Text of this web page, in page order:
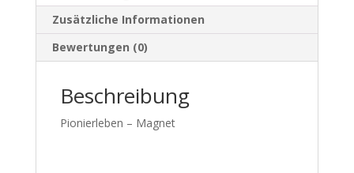
Zusätzliche Informationen
Bewertungen (0)
Beschreibung
Pionierleben – Magnet